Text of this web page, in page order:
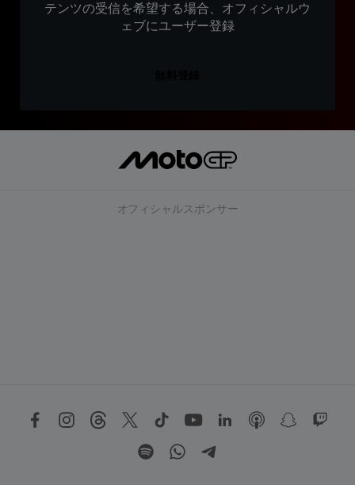
テンツの受信を希望する場合、オフィシャルウ
ェブにユーザー登録
オフィシャルスポンサー